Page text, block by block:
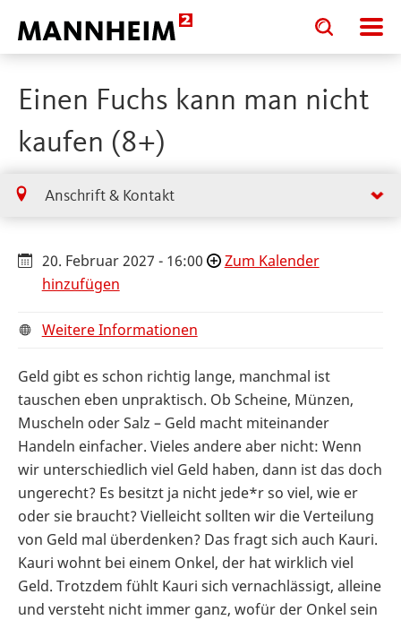
Toggle
search
input
Toggle
search
input
Einen Fuchs kann man nicht
kaufen (8+)
Anschrift & Kontakt
20. Februar 2027 - 16:00
Zum Kalender
hinzufügen
Weitere Informationen
Geld gibt es schon richtig lange, manchmal ist
tauschen eben unpraktisch. Ob Scheine, Münzen,
Muscheln oder Salz – Geld macht miteinander
Handeln einfacher. Vieles andere aber nicht: Wenn
wir unterschiedlich viel Geld haben, dann ist das doch
ungerecht? Es besitzt ja nicht jede*r so viel, wie er
oder sie braucht? Vielleicht sollten wir die Verteilung
von Geld mal überdenken? Das fragt sich auch Kauri.
Kauri wohnt bei einem Onkel, der hat wirklich viel
Geld. Trotzdem fühlt Kauri sich vernachlässigt, alleine
und versteht nicht immer ganz, wofür der Onkel sein